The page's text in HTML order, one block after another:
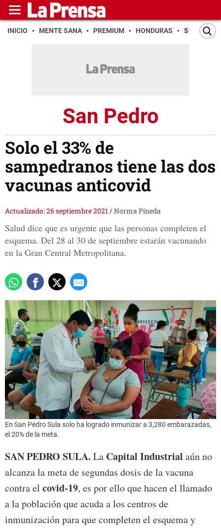
INICIO MENTE SANA PREMIUM HONDURAS SAN PEDRO
San Pedro
Solo el 33% de
sampedranos tiene las dos
vacunas anticovid
Actualizado: 26 septiembre 2021/Norma Pineda
Salud dice que es urgente que las personas completen el
esquema. Del 28 al 30 de septiembre estarán vacunando
en la Gran Central Metropolitana.
En San Pedro Sula solo ha logrado inmunizar a 3,280 embarazadas,
el 20% de la meta.
SAN PEDRO SULA. La Capital Industrial aún no
alcanza la meta de segundas dosis de la vacuna
contra el covid-19, es por ello que hacen el llamado
a la población que acuda a los centros de
inmunización para que completen el esquema y